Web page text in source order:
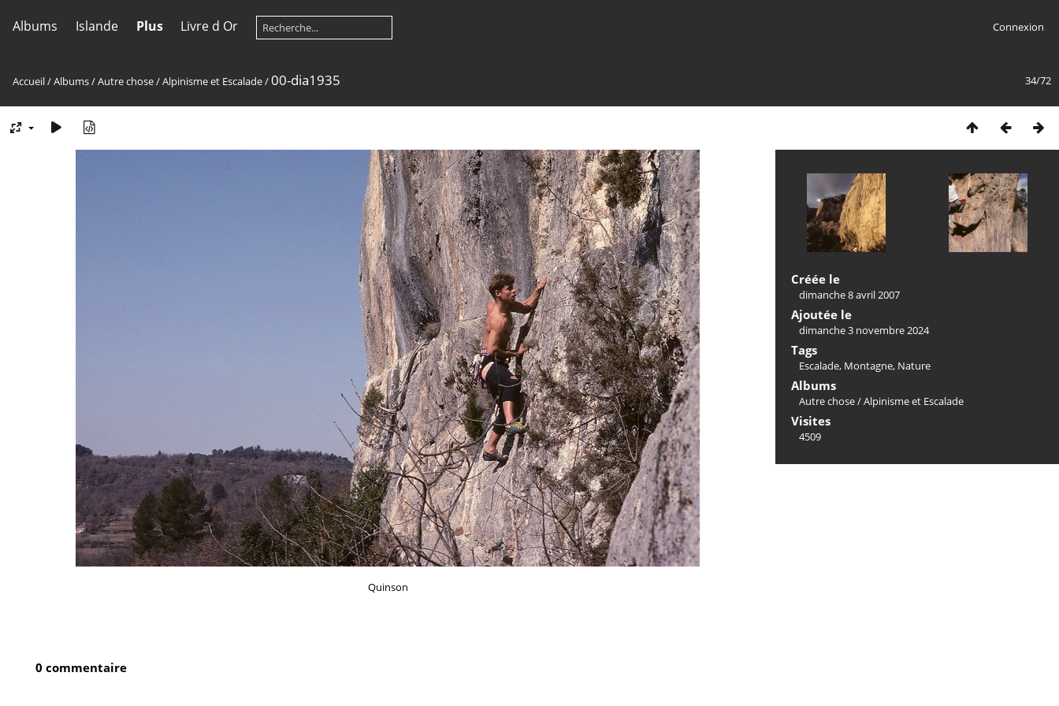
Albums Islande Plus Livre d Or Connexion
34/72
Accueil/Albums/Autre chose/Alpinisme et Escalade/00-dia1935
Quinson
Créée le
dimanche 8 avril 2007
Ajoutée le
dimanche 3 novembre 2024
Tags
Escalade, Montagne, Nature
Albums
Autre chose/Alpinisme et Escalade
Visites
4509
0 commentaire